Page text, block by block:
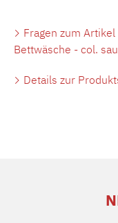
Fragen zum
Bettwäsche - col.
Details zur